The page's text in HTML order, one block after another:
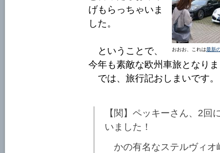
おおお、これは最新
げもらっちゃいま
した。
ということで、
今年も素敵な欧州車旅となり
では、旅行記おしまいです。
【関】ペッキーさん、2回
いました！
かの有名なステルヴィオ